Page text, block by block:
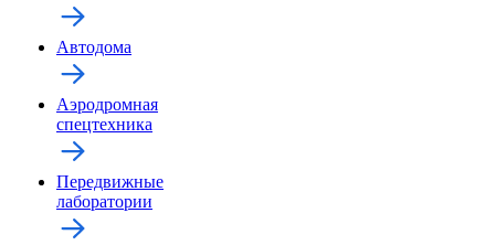
Автодома
Аэродромная
спецтехника
Передвижные
лаборатории